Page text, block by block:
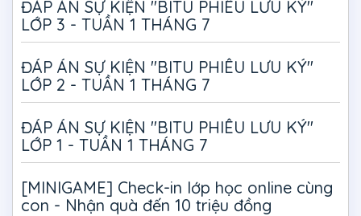
ĐÁP ÁN SỰ KIỆN "BITU PHIÊU LƯU KÝ"
LỚP 3 - TUẦN 1 THÁNG 7
ĐÁP ÁN SỰ KIỆN "BITU PHIÊU LƯU KÝ"
LỚP 2 - TUẦN 1 THÁNG 7
ĐÁP ÁN SỰ KIỆN "BITU PHIÊU LƯU KÝ"
LỚP 1 - TUẦN 1 THÁNG 7
[MINIGAME] Check-in lớp học online cùng
con - Nhận quà đến 10 triệu đồng